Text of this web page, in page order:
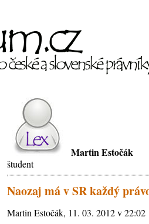
Martin Estočák
študent
Naozaj má v SR každý
Martin Estočák, 11. 03. 2012 v 22:02